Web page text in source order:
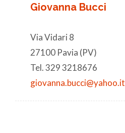
Giovanna Bucci
Via Vidari 8
27100 Pavia (PV)
Tel. 329 3218676
giovanna.bucci@yahoo.it